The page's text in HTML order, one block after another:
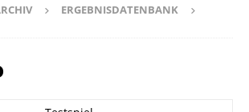
ERGEBNISDATENBANK